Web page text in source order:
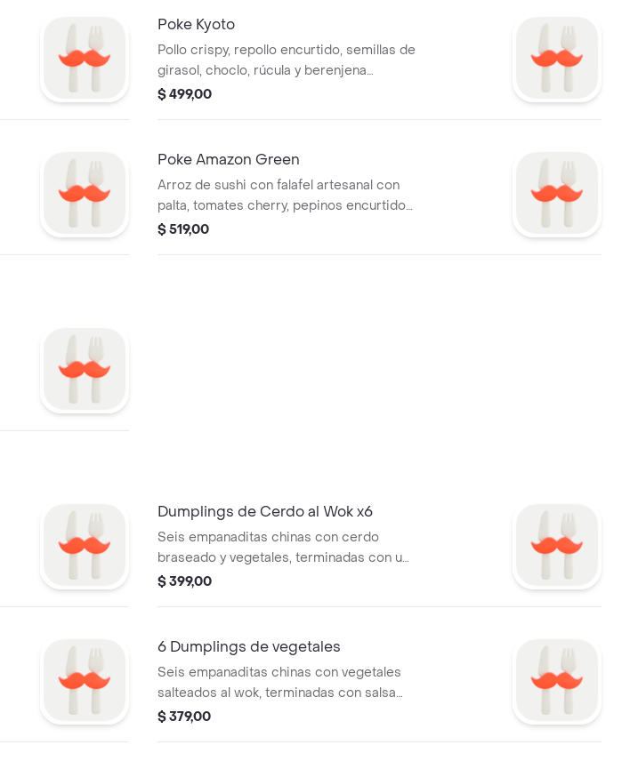
Poke Kyoto
Pollo crispy, repollo encurtido, semillas de
girasol, choclo, rúcula y berenjena
ahumada con alioli artesanal.
$ 499,00
Poke Amazon Green
Arroz de sushi con falafel artesanal con
palta, tomates cherry, pepinos encurtidos,
granos de choclo y zanahoria rallada.
$ 519,00
Dumplings de Cerdo al Wok x6
Seis empanaditas chinas con cerdo
braseado y vegetales, terminadas con un
salteado de teriyaki.
$ 399,00
6 Dumplings de vegetales
Seis empanaditas chinas con vegetales
salteados al wok, terminadas con salsa
teriyaki.
$ 379,00